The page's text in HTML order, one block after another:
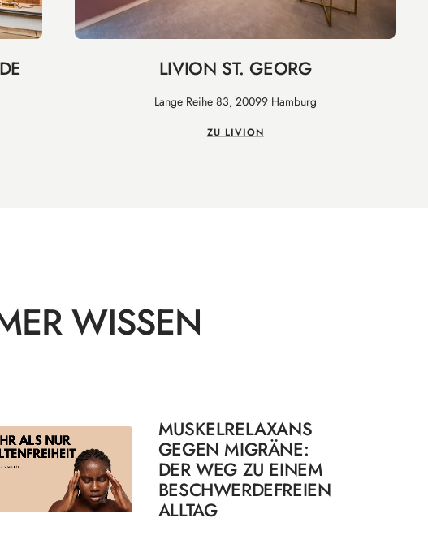
LIVION ST. GEORG
Lange Reihe 83, 20099 Hamburg
ZU LIVION
WISSEN
MUSKELRELAXANS
GEGEN MIGRÄNE:
DER WEG ZU EINEM
BESCHWERDEFREIEN
ALLTAG